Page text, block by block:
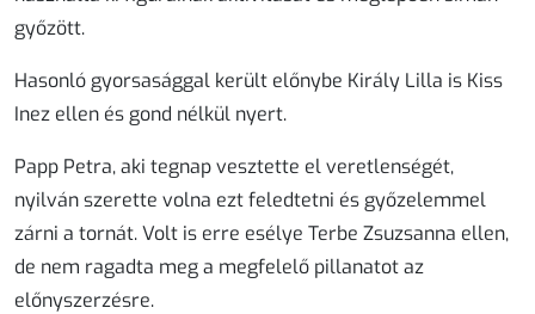
győzött.
Hasonló gyorsasággal került előnybe Király Lilla is Kiss
Inez ellen és gond nélkül nyert.
Papp Petra, aki tegnap vesztette el veretlenségét,
nyilván szerette volna ezt feledtetni és győzelemmel
zárni a tornát. Volt is erre esélye Terbe Zsuzsanna ellen,
de nem ragadta meg a megfelelő pillanatot az
előnyszerzésre.